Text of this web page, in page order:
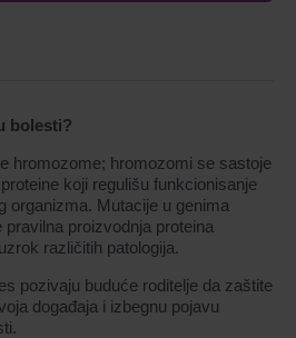
bolesti?
hromozome; hromozomi se sastoje
koji regulišu funkcionisanje
organizma. Mutacije u genima
proizvodnja proteina
različitih patologija.
pozivaju buduće roditelje da zaštite
događaja i izbegnu pojavu